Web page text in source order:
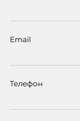
Email
Телефон